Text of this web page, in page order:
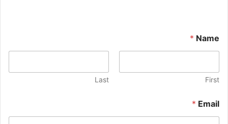
Name
*
First
Last
a
m
Email
*